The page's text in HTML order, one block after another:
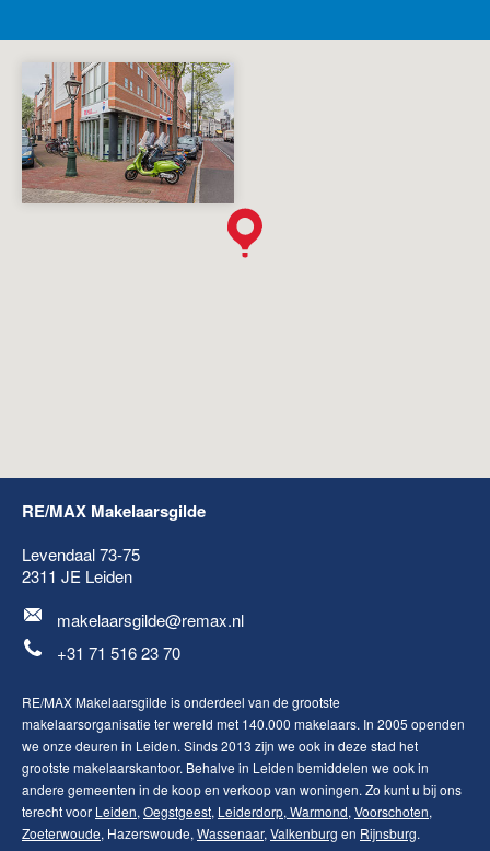
RE/MAX Makelaarsgilde
Levendaal 73-75
2311 JE Leiden
makelaarsgilde@remax.nl
+31 71 516 23 70
RE/MAX Makelaarsgilde is onderdeel van de grootste
makelaarsorganisatie ter wereld met 140.000 makelaars. In 2005 openden
we onze deuren in Leiden. Sinds 2013 zijn we ook in deze stad het
grootste makelaarskantoor. Behalve in Leiden bemiddelen we ook in
andere gemeenten in de koop en verkoop van woningen. Zo kunt u bij ons
terecht voor Leiden, Oegstgeest, Leiderdorp, Warmond, Voorschoten,
Zoeterwoude, Hazerswoude, Wassenaar, Valkenburg en Rijnsburg.